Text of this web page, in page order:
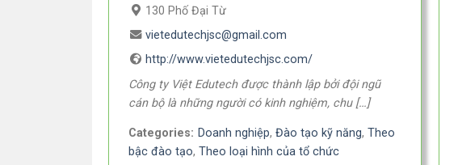
130 Phố Đại Từ
vietedutechjsc@gmail.com
http://www.vietedutechjsc.com/
Công ty Việt Edutech được thành lập bởi đội ngũ
cán bộ là những người có kinh nghiệm, chu […]
Categories: Doanh nghiệp,Đào tạo kỹ năng,Theo
bậc đào tạo,Theo loại hình của tổ chức